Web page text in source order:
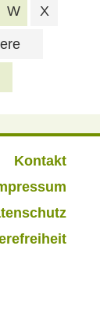
W X
Kontakt